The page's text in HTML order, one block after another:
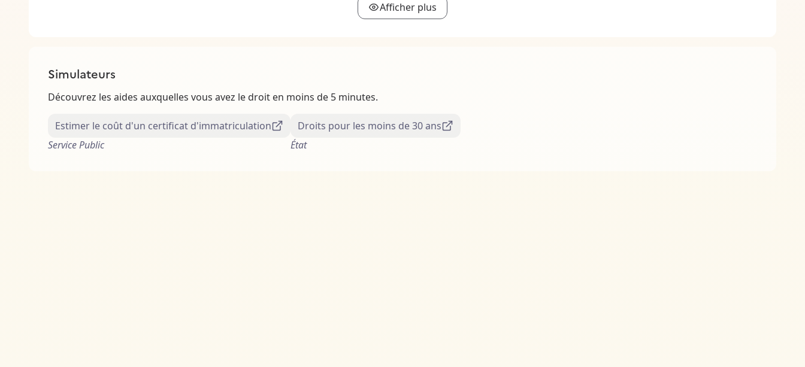
Afficher plus
Simulateurs
Découvrez les aides auxquelles vous avez le droit en moins de 5 minutes.
Estimer le coût d'un certificat d'immatriculation
Service Public
Droits pour les moins de 30 ans
État